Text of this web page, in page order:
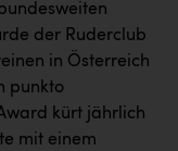
der Ruderclub
in Österreich
punkto
kürt jährlich
mit einem